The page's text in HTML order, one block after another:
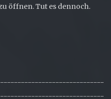
öffnen. Tut es dennoch.